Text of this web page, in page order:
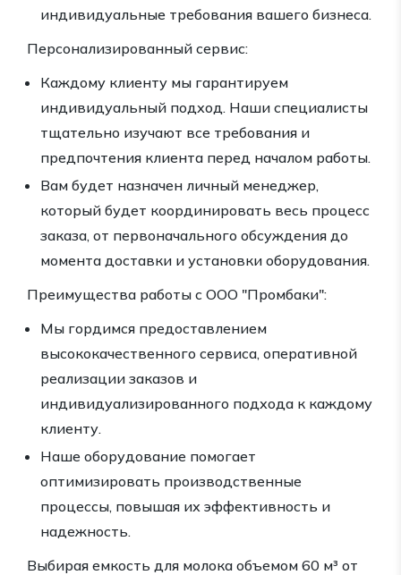
индивидуальные требования вашего бизнеса.
Персонализированный сервис:
Каждому клиенту мы гарантируем
индивидуальный подход. Наши специалисты
тщательно изучают все требования и
предпочтения клиента перед началом работы.
Вам будет назначен личный менеджер,
который будет координировать весь процесс
заказа, от первоначального обсуждения до
момента доставки и установки оборудования.
Преимущества работы с ООО "Промбаки":
Мы гордимся предоставлением
высококачественного сервиса, оперативной
реализации заказов и
индивидуализированного подхода к каждому
клиенту.
Наше оборудование помогает
оптимизировать производственные
процессы, повышая их эффективность и
надежность.
Выбирая емкость для молока объемом 60 м³ от